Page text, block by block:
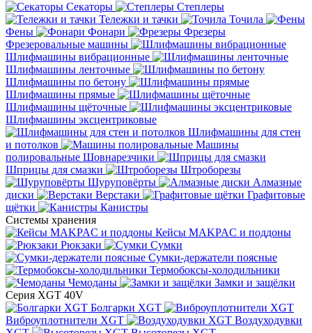
Секаторы
Степлеры
Тележки и тачки
Точила
Фены
Фонари
Фрезеры
Фрезеровальные машины
Шлифмашины вибрационные
Шлифмашины ленточные
Шлифмашины по бетону
Шлифмашины прямые
Шлифмашины щёточные
Шлифмашины эксцентриковые
Шлифмашины для стен
и потолков
Машины
полировальные Шовнарезчики
Шприцы для смазки
Штроборезы
Шуруповёрты
Алмазные
диски
Верстаки
Графитовые
щётки
Канистры
Системы хранения
Кейсы MAKPAC и поддоны
Рюкзаки
Сумки
Сумки-держатели поясные
Термобоксы-холодильники
Чемоданы
Замки и защёлки
Серия XGT 40V
Болгарки XGT
Виброуплотнители XGT
Воздуходувки